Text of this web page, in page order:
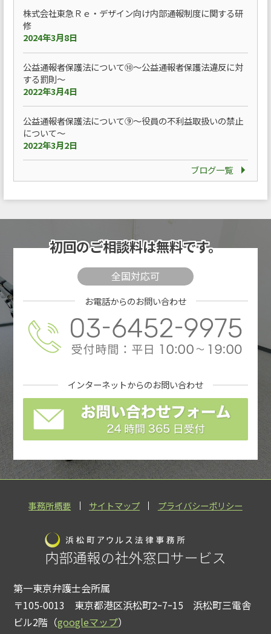
株式会社東急Ｒｅ・デザイン向け内部通報制度に関する研
修
2024年3月8日
公益通報者保護法について⑩～公益通報者保護法違反に対
する罰則～
2022年3月4日
公益通報者保護法について⑨～役員の不利益取扱いの禁止
について～
2022年3月2日
ブログ一覧
初回のご相談料は無料です。
全国対応可
お電話からのお問い合わせ
インターネットからのお問い合わせ
事務所概要 サイトマップ プライバシーポリシー
第一東京弁護士会所属
〒105-0013 東京都港区浜松町2ｰ7ｰ15 浜松町三電舎
ビル2階（googleマップ）